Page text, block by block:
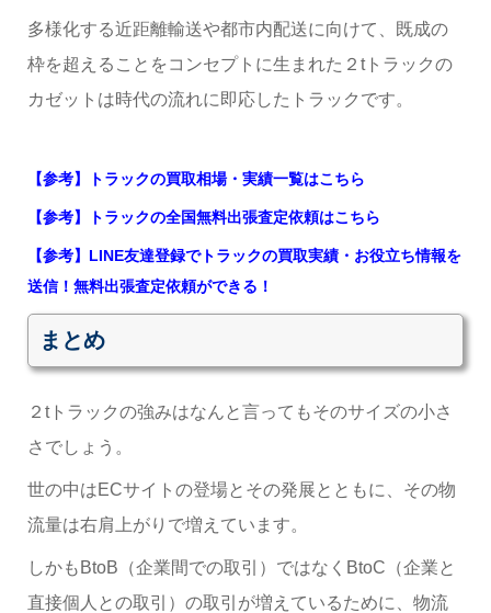
多様化する近距離輸送や都市内配送に向けて、既成の
枠を超えることをコンセプトに生まれた２tトラックの
カゼットは時代の流れに即応したトラックです。
【参考】トラックの買取相場・実績一覧はこちら
【参考】トラックの全国無料出張査定依頼はこちら
【参考】LINE友達登録でトラックの買取実績・お役立ち情報を
送信！無料出張査定依頼ができる！
まとめ
２tトラックの強みはなんと言ってもそのサイズの小さ
さでしょう。
世の中はECサイトの登場とその発展とともに、その物
流量は右肩上がりで増えています。
しかもBtoB（企業間での取引）ではなくBtoC（企業と
直接個人との取引）の取引が増えているために、物流